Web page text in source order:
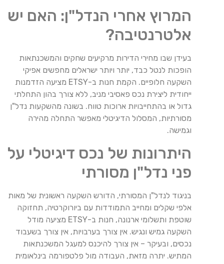
המרוץ אחרי הנדל"ן: האם יש
אלטרנטיבה?
בעידן שבו מחירי הדירות מרקיעים שחקים והמשכנתאות
הופכות לנטל כבד, יותר ויותר ישראלים מחפשים אפיקי
השקעה חלופיים. הקמת חנות ב-ETSY מציעה הזדמנות
ייחודית ליצירת נכס פאסיבי מניב, ללא צורך בהון התחלתי
גדול או בהתחייבויות ארוכות טווח. בשונה מהשקעות נדל"ן
מסורתיות, המסלול הדיגיטלי מאפשר התחלה מהירה
וגמישה.
היתרונות של נכס דיגיטלי על
פני נדל"ן מסורתי
בניגוד לנדל"ן המסורתי, הדורש השקעה ראשונית של מאות
אלפי שקלים ומחייב התמודדות עם ביורוקרטיה, תחזוקה
שוטפת ותשלומי ארנונה, חנות ב-ETSY מציעה מודל
השקעה גמיש ונגיש. אין צורך בערבויות, אין צורך בשעבוד
נכסים, ובעיקר – אין צורך להיכנס למעגל המשכנתאות
המתיש. יתרה מזאת, העבודה מול פלטפורמה בינלאומית